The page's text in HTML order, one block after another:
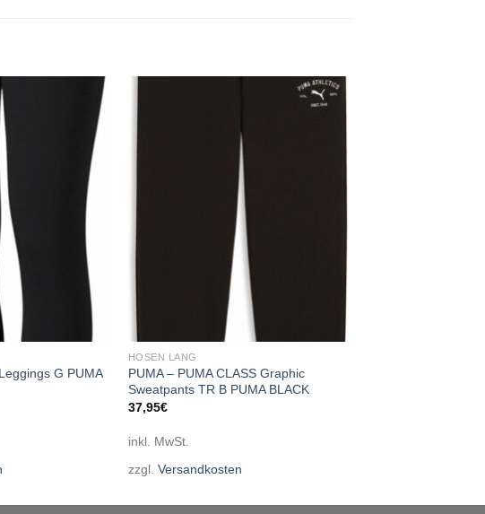
wishlist
G PUMA
HOSEN LANG
PUMA – PUMA CLASS Graphic
Sweatpants TR B PUMA BLACK
37,95€
inkl. MwSt.
zzgl. Versandkosten